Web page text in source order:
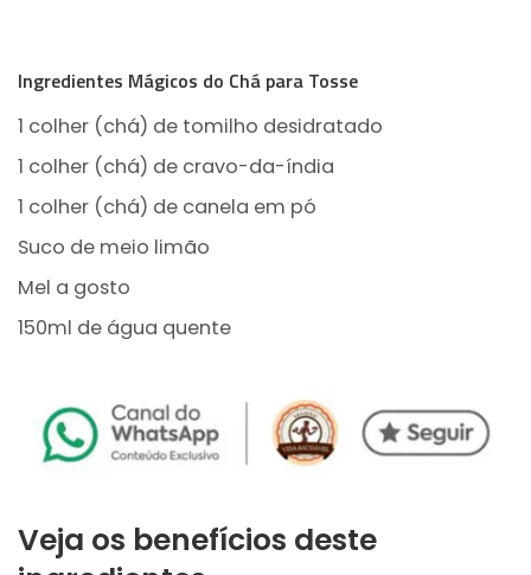
Ingredientes Mágicos do Chá para Tosse
1 colher (chá) de tomilho desidratado
1 colher (chá) de cravo-da-índia
1 colher (chá) de canela em pó
Suco de meio limão
Mel a gosto
150ml de água quente
Veja os benefícios deste